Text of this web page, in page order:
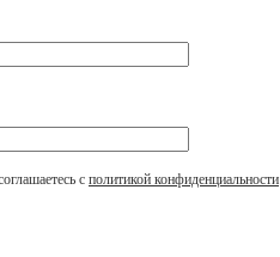
с политикой конфиденциальности